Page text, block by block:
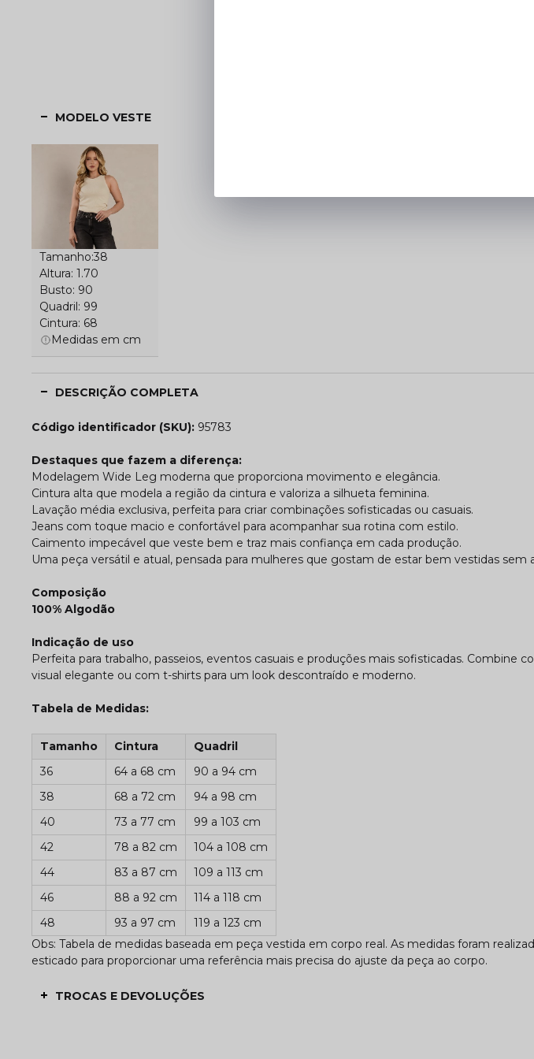
MODELO VESTE
Tamanho:38
Altura: 1.70
Busto: 90
Quadril: 99
Cintura: 68
Medidas em cm
DESCRIÇÃO COMPLETA
Código identificador (SKU): 95783
Destaques que fazem a diferença:
Modelagem Wide Leg moderna que proporciona movimento e elegância.
Cintura alta que modela a região da cintura e valoriza a silhueta feminina.
Lavação média exclusiva, perfeita para criar combinações sofisticadas ou casuais.
Jeans com toque macio e confortável para acompanhar sua rotina com estilo.
Caimento impecável que veste bem e traz mais confiança em cada produção.
Uma peça versátil e atual, pensada para mulheres que gostam de estar bem vestidas sem
Composição
100% Algodão
Indicação de uso
Perfeita para trabalho, passeios, eventos casuais e produções mais sofisticadas. Combine
visual elegante ou com t-shirts para um look descontraído e moderno.
Tabela de Medidas:
Tamanho Cintura
Quadril
36
64 a 68 cm
90 a 94 cm
38
68 a 72 cm
94 a 98 cm
40
73 a 77 cm
99 a 103 cm
42
78 a 82 cm
104 a 108 cm
44
83 a 87 cm
109 a 113 cm
46
88 a 92 cm
114 a 118 cm
48
93 a 97 cm
119 a 123 cm
Obs: Tabela de medidas baseada em peça vestida em corpo real. As medidas foram
esticado para proporcionar uma referência mais precisa do ajuste da peça ao corpo.
TROCAS E DEVOLUÇÕES